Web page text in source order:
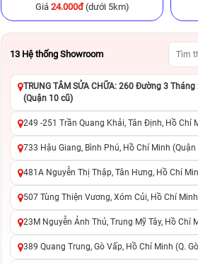
iPhone 16 128GB Cũ chính hãng
14.790.000đ 22.490.000đ
chuyển đổi, 0 gọi người thân
Giá 24.000đ(dưới 5km)
13 Hệ thống Showroom
TRUNG TÂM SỬA CHỮA: 260 Đường 3
(Quận 10 cũ)
249 -251 Trần Quang Khải, Tân Định, Hồ Chí
733 Hậu Giang, Bình Phú, Hồ Chí Minh (Quận
481A Nguyễn Thị Thập, Tân Hưng, Hồ Chí
507 Tùng Thiện Vương, Xóm Củi, Hồ Chí
23M Nguyễn Ảnh Thủ, Trung Mỹ Tây, Hồ Chí
389 Quang Trung, Gò Vấp, Hồ Chí Minh (Q.